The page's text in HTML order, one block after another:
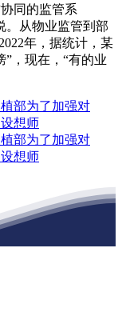
同的监管系
。从物业监管到部
年，据统计，某
，现在，“有的业
部为了加强对
想师
部为了加强对
想师